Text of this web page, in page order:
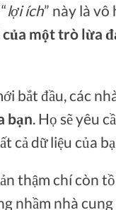
lợi ích” này là
một trò lừa
bắt đầu, các
bạn. Họ sẽ yêu
cả dữ liệu của
thậm chí còn
nhầm nhà